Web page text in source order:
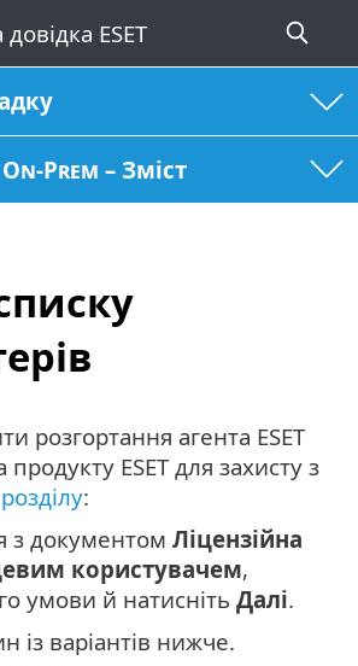
On-Prem – Зміст
розгортання агента ESET
ESET для захисту з
:
з документом Ліцензійна
користувачем,
умови й натисніть Далі.
із варіантів нижче.